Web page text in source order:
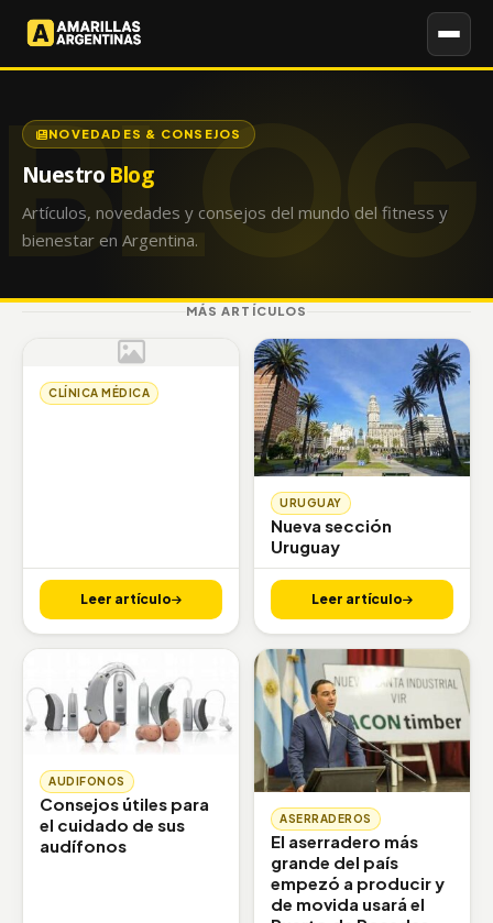
NOVEDADES & CONSEJOS
Nuestro Blog
Artículos, novedades y consejos del mundo del fitness y
bienestar en Argentina.
MÁS ARTÍCULOS
CLÍNICA MÉDICA
Leer artículo
URUGUAY
Nueva sección
Uruguay
Leer artículo
AUDIFONOS
Consejos útiles para
el cuidado de sus
audífonos
ASERRADEROS
El aserradero más
grande del país
empezó a producir y
de movida usará el